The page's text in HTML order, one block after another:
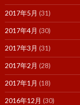
2017年5月 (31)
2017年4月 (30)
2017年3月 (31)
2017年2月 (28)
2017年1月 (18)
2016年12月 (30)